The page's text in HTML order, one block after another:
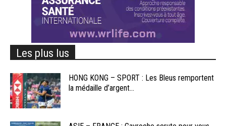
Les plus lus
HONG KONG – SPORT : Les Bleus remportent
la médaille d’argent...